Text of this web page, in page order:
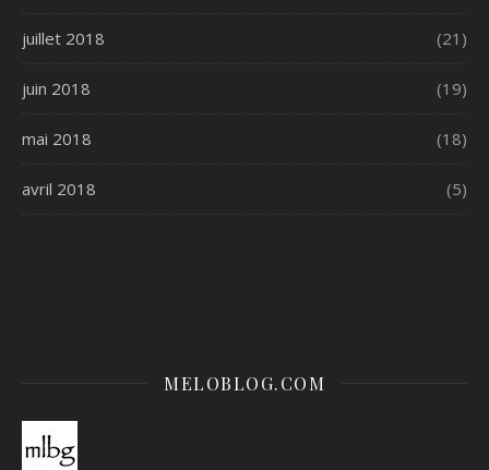
juillet 2018 (21)
juin 2018 (19)
mai 2018 (18)
avril 2018 (5)
MELOBLOG.COM